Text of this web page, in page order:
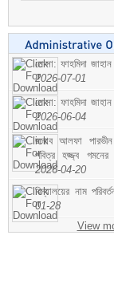
মোসা: ফাহমিদা
2026-07-01
মোসা: ফাহমিদা
2026-06-04
জনাব আলফা
পবিত্র হজ্জ্ব
2026-04-20
বিদ্যালয়ের নাম
01-28
View